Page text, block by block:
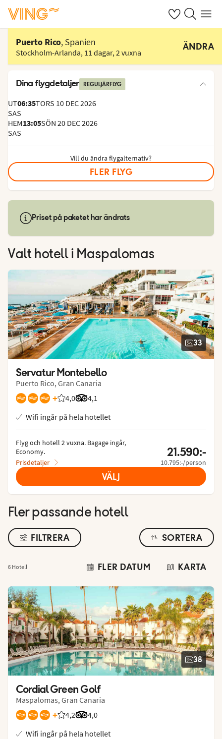
Se dinaSök på ving.se
Meny
Välj hotell
Puerto Rico, Spanien
Stockholm-Arlanda, 11 dagar,2 vuxna
ÄNDRA
Dina flygdetaljer REGULJÄRFLYG
UT06:35TORS 10 DEC 2026
SAS
HEM13:05SÖN 20 DEC 2026
SAS
Vill du ändra flygalternativ?
FLER FLYG
Priset på paketet har ändrats
Valt hotell i Maspalomas
33
Servatur Montebello
Puerto Rico, Gran Canaria
+ 4,0
Betyg från Vings gäster: 4.017/5
4,1
Betyg från Tripadvisor: 4.1 of 5
Wifi ingår på hela hotellet
Flyg och hotell 2 vuxna. Bagage ingår,
Economy.
Prisdetaljer
21.590:-
10.795:-/person
VÄLJ
Fler passande hotell
FILTRERA SORTERA
6 Hotell FLER DATUM KARTA
38
Cordial Green Golf
Maspalomas, Gran Canaria
+ 4,2
Betyg från Vings gäster: 4.189/5
4,0
Betyg från Tripadvisor: 4 of 5
Wifi ingår på hela hotellet